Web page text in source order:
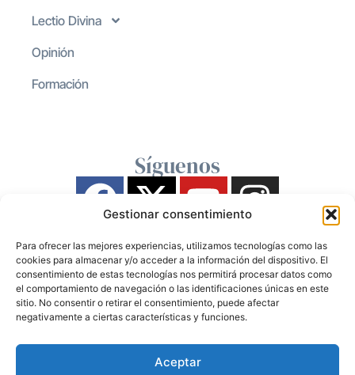
Gestionar consentimiento
Para ofrecer las mejores experiencias, utilizamos tecnologías como las
cookies para almacenar y/o acceder a la información del dispositivo. El
consentimiento de estas tecnologías nos permitirá procesar datos como
el comportamiento de navegación o las identificaciones únicas en este
sitio. No consentir o retirar el consentimiento, puede afectar
negativamente a ciertas características y funciones.
Aceptar
Lectio Divina
Opinión
Formación
Síguenos